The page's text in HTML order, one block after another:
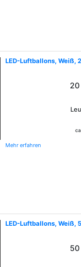
LED-Luftballons, Weiß,
Mehr erfahren
LED-Luftballons, Weiß,